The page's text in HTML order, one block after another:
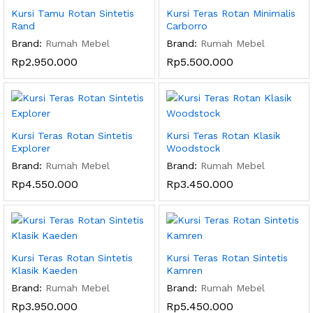
Kursi Tamu Rotan Sintetis
Rand
Brand: Rumah Mebel
Rp2.950.000
Kursi Teras Rotan Minimalis
Carborro
Brand: Rumah Mebel
Rp5.500.000
Kursi Teras Rotan Sintetis
Explorer
Brand: Rumah Mebel
Rp4.550.000
Kursi Teras Rotan Klasik
Woodstock
Brand: Rumah Mebel
Rp3.450.000
Kursi Teras Rotan Sintetis
Klasik Kaeden
Brand: Rumah Mebel
Rp3.950.000
Kursi Teras Rotan Sintetis
Kamren
Brand: Rumah Mebel
Rp5.450.000